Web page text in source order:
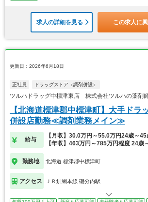
求人の詳細を見る この求人に
更新日：2026年6月18日
正社員 ドラッグストア（調剤併設）
ツルハドラッグ中標津東店 株式会社ツルハの薬剤
【北海道標津郡中標津町】大手ドラ
併設店勤務≪調剤業務メイン≫
給与
【月収】30.0万円～55.0万円24歳～
【年収】463万円～785万円程度 24歳
勤務地 北海道 標津郡中標津町
アクセス ＪＲ釧網本線 磯分内駅